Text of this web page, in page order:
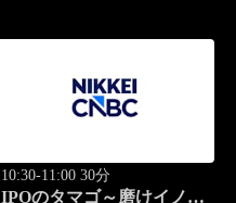
10:30-11:00 30分
IPOのタマゴ～磨けイノベ